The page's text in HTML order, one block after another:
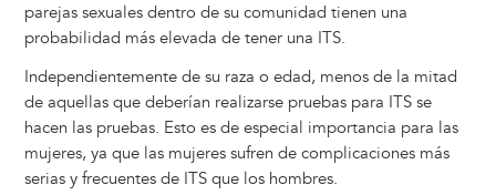
parejas sexuales dentro de su comunidad tienen una
probabilidad más elevada de tener una ITS.
Independientemente de su raza o edad, menos de la mitad
de aquellas que deberían realizarse pruebas para ITS se
hacen las pruebas. Esto es de especial importancia para las
mujeres, ya que las mujeres sufren de complicaciones más
serias y frecuentes de ITS que los hombres.